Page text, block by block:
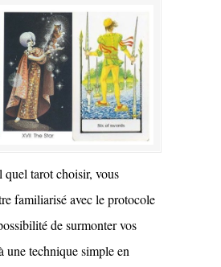
quel tarot choisir, vous
familiarisé avec le protocole
de surmonter vos
une technique simple en